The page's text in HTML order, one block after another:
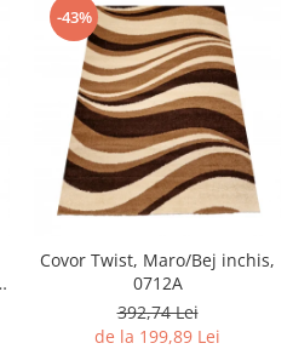
-43%
Covor Twist, Maro/Bej inchis,
0712A
392,74 Lei
de la 199,89 Lei